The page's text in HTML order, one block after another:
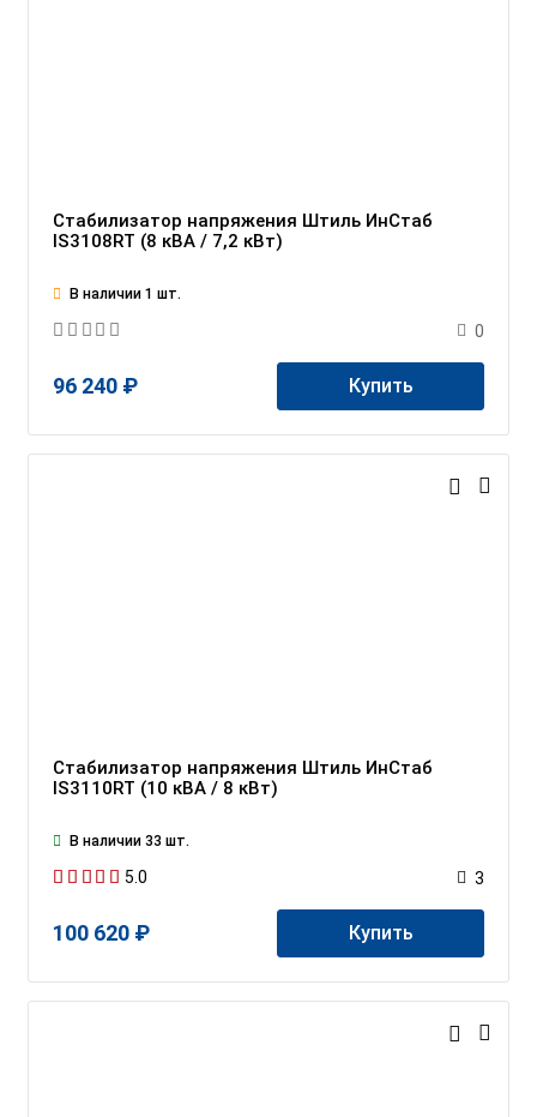
Стабилизатор напряжения Штиль ИнСтаб
IS3108RT (8 кВА / 7,2 кВт)
В наличии 1 шт.
0
96 240 ₽ Купить
Стабилизатор напряжения Штиль ИнСтаб
IS3110RT (10 кВА / 8 кВт)
В наличии 33 шт.
5.0 3
100 620 ₽ Купить